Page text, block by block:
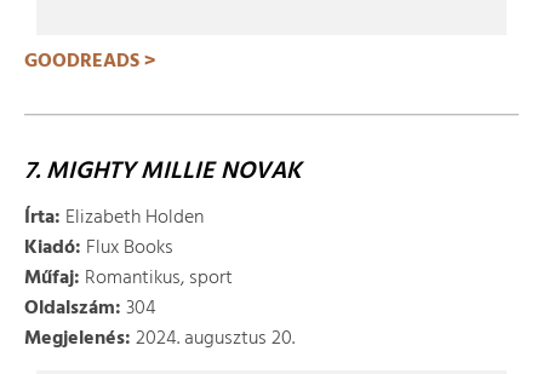
GOODREADS >
7. MIGHTY MILLIE NOVAK
Írta: Elizabeth Holden
Kiadó: Flux Books
Műfaj: Romantikus, sport
Oldalszám:304
Megjelenés:2024. augusztus 20.